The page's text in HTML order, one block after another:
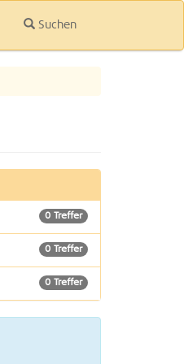
Suchen
0 Treffer
0 Treffer
0 Treffer
0 Treffer